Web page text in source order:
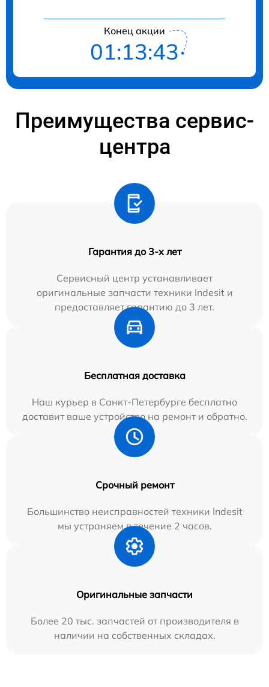
Конец акции
01:13:41
Преимущества сервис-
центра
Гарантия до 3-х лет
Сервисный центр устанавливает
оригинальные запчасти техники Indesit и
предоставляет гарантию до 3 лет.
Бесплатная доставка
Наш курьер в Санкт-Петербурге бесплатно
доставит ваше устройство на ремонт и обратно.
Срочный ремонт
Большинство неисправностей техники Indesit
мы устраняем в течение 2 часов.
Оригинальные запчасти
Более 20 тыс. запчастей от производителя в
наличии на собственных складах.